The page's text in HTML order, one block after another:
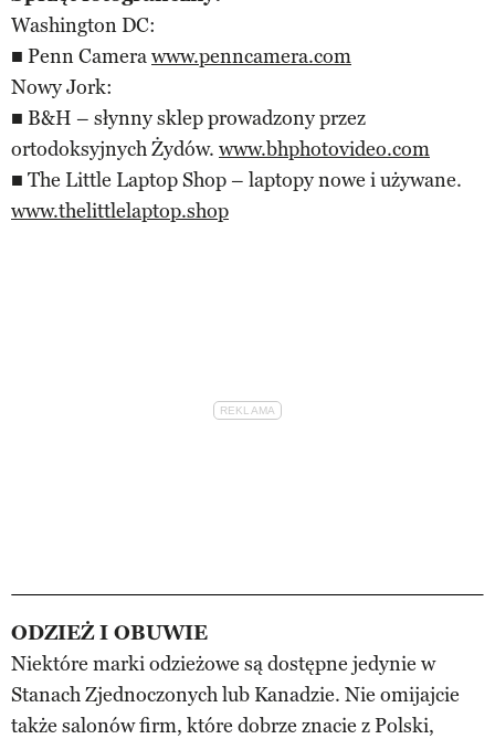
Washington DC:
■ Penn Camerawww.penncamera.com
Nowy Jork:
■ B&H – słynny sklep prowadzony przez
ortodoksyjnych Żydów. www.bhphotovideo.com
■ The Little Laptop Shop – laptopy nowe i używane.
www.thelittlelaptop.shop
ODZIEŻ I OBUWIE
Niektóre marki odzieżowe są dostępne jedynie w
Stanach Zjednoczonych lub Kanadzie. Nie omijajcie
także salonów firm, które dobrze znacie z Polski,